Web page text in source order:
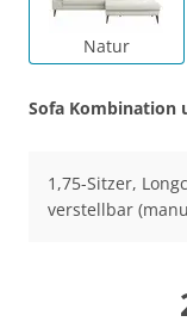
Natur
Sofa Kombination
1,75-Sitzer,
verstellbar